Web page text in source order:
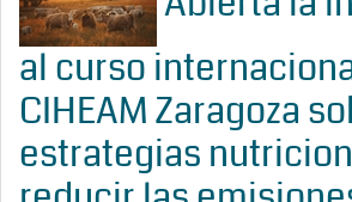
al curso
CIHEAM Zaragoza
estrategias